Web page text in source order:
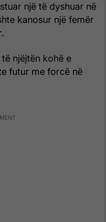
një të dyshuar në
kanosur një femër
njëjtën kohë e
futur me forcë në